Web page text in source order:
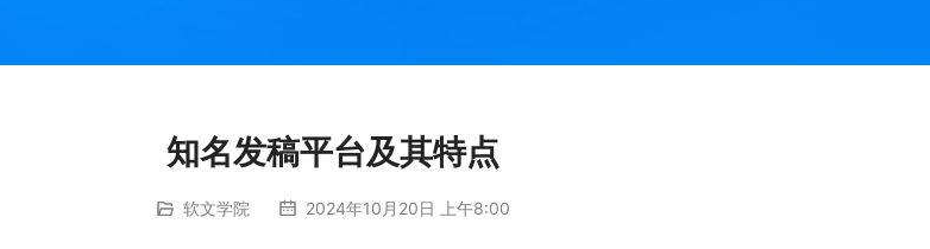
知名发稿平台及其特点
软文学院 2024年10月20日 上午8:00